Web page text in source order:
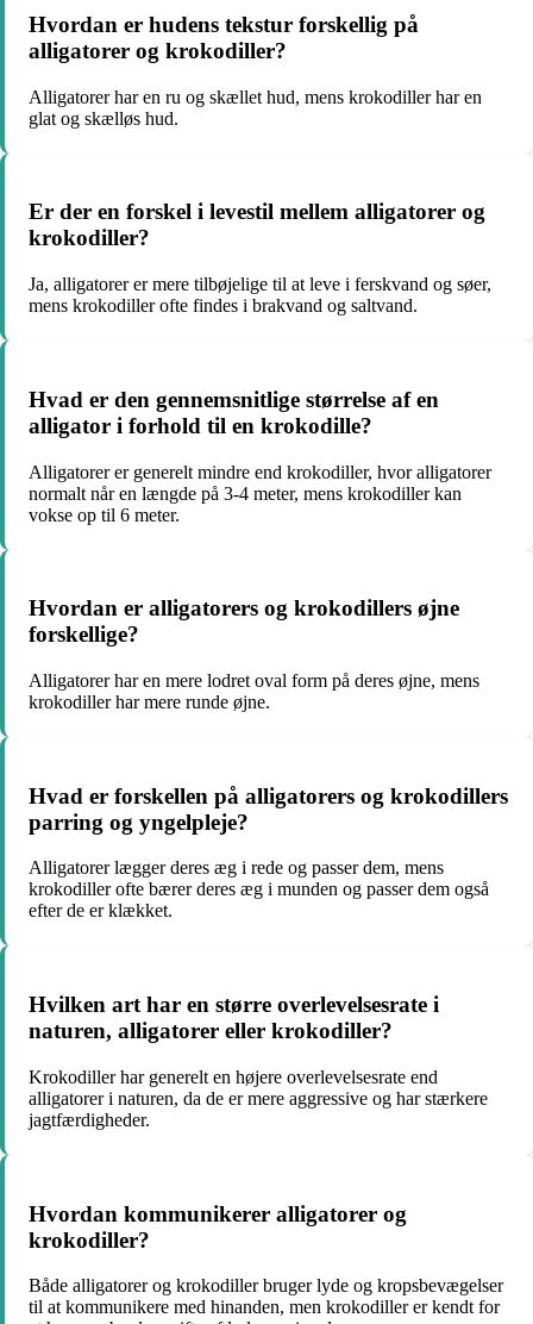
Hvordan er hudens tekstur forskellig på
alligatorer og krokodiller?
Alligatorer har en ru og skællet hud, mens krokodiller har en
glat og skælløs hud.
Er der en forskel i levestil mellem alligatorer og
krokodiller?
Ja, alligatorer er mere tilbøjelige til at leve i ferskvand og søer,
mens krokodiller ofte findes i brakvand og saltvand.
Hvad er den gennemsnitlige størrelse af en
alligator i forhold til en krokodille?
Alligatorer er generelt mindre end krokodiller, hvor alligatorer
normalt når en længde på 3-4 meter, mens krokodiller kan
vokse op til 6 meter.
Hvordan er alligatorers og krokodillers øjne
forskellige?
Alligatorer har en mere lodret oval form på deres øjne, mens
krokodiller har mere runde øjne.
Hvad er forskellen på alligatorers og krokodillers
parring og yngelpleje?
Alligatorer lægger deres æg i rede og passer dem, mens
krokodiller ofte bærer deres æg i munden og passer dem også
efter de er klækket.
Hvilken art har en større overlevelsesrate i
naturen, alligatorer eller krokodiller?
Krokodiller har generelt en højere overlevelsesrate end
alligatorer i naturen, da de er mere aggressive og har stærkere
jagtfærdigheder.
Hvordan kommunikerer alligatorer og
krokodiller?
Både alligatorer og krokodiller bruger lyde og kropsbevægelser
til at kommunikere med hinanden, men krokodiller er kendt for